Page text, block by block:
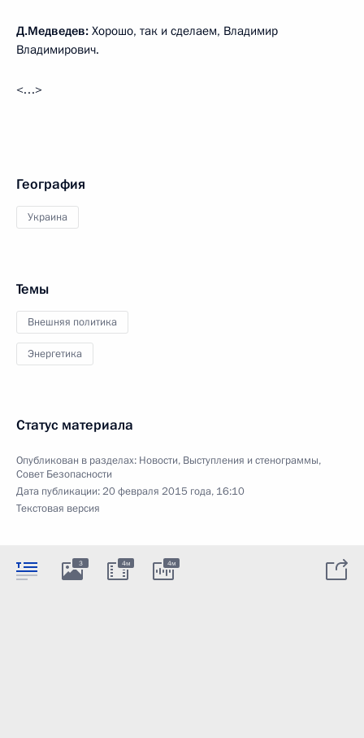
Д.Медведев: Хорошо, так и сделаем, Владимир
Владимирович.
<…>
География
Украина
Темы
Внешняя политика
Энергетика
Статус материала
Опубликован в разделах: Новости, Выступления и стенограммы,
Совет Безопасности
Дата публикации:20 февраля 2015 года, 16:10
Текстовая версия
3 4м 4м